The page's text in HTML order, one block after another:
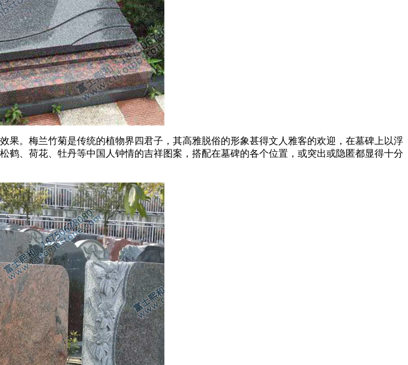
。梅兰竹菊是传统的植物界四君子，其高雅脱俗的形象甚得文人雅客的欢迎，在墓碑上以浮
、荷花、牡丹等中国人钟情的吉祥图案，搭配在墓碑的各个位置，或突出或隐匿都显得十分